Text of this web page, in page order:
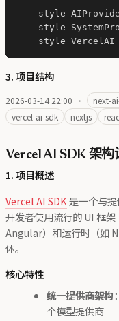
style
style
3. 项目结构
2026-03-14 22:00 · next-
vercel-ai-sdk
nextjs
Vercel AI SDK 架构
1. 项目概述
Vercel AI SDK是一个与
开发者使用流行的 UI 框
Angular）和运行时（如
体。
核心特性
统一提供商架构
个模型提供商